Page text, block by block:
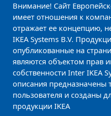
Внимание! Сайт
имеет отношения к
отражает ее концепцию,
IKEA Systems B.V.
опубликованные на
являются объектом прав
собственности Inter IKEA
описания предназначены
пользователя и созданы
продукции IKEA